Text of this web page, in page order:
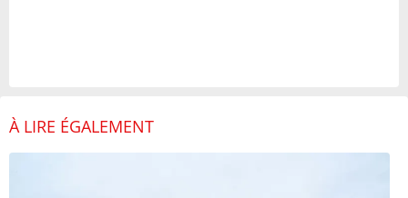
À LIRE ÉGALEMENT